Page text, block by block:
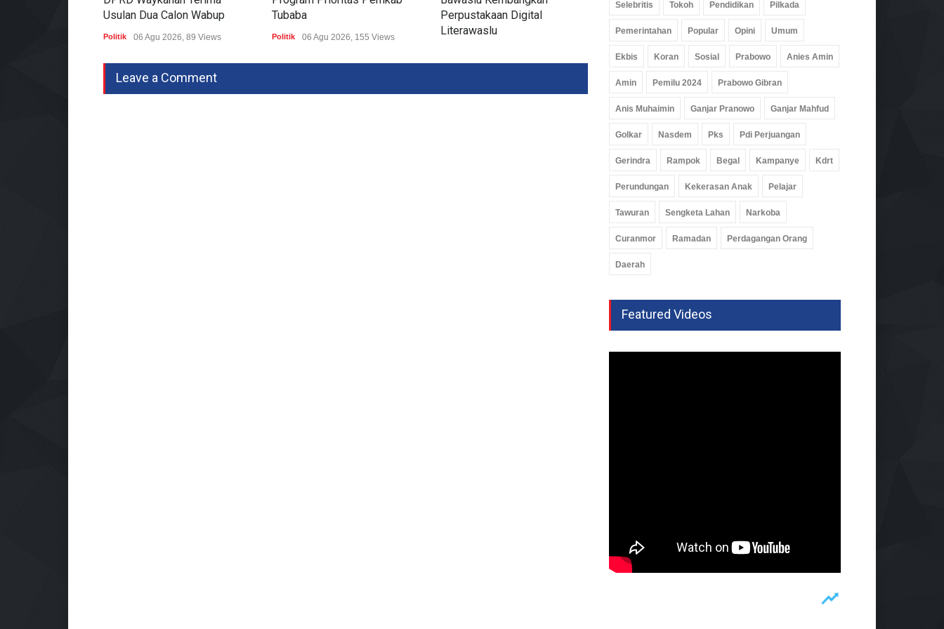
Usulan Dua Calon Wabup
Politik 06 Agu 2026, 89 Views
Tubaba
Politik 06 Agu 2026, 155 Views
Perpustakaan Digital
Literawaslu
05 Agu 2026, 285 Views
Leave a Comment
Selebritis Tokoh Pendidikan Pilkada
Pemerintahan Popular Opini Umum
Ekbis Koran Sosial Prabowo Anies Amin
Amin Pemilu 2024 Prabowo Gibran
Anis Muhaimin Ganjar Pranowo Ganjar Mahfud
Golkar Nasdem Pks Pdi Perjuangan
Gerindra Rampok Begal Kampanye Kdrt
Perundungan Kekerasan Anak Pelajar
Tawuran Sengketa Lahan Narkoba
Curanmor Ramadan Perdagangan Orang
Daerah
Featured Videos